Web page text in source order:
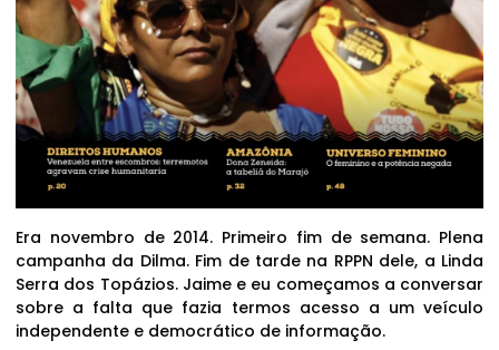
Era novembro de 2014. Primeiro fim de semana. Plena
campanha da Dilma. Fim de tarde na RPPN dele, a Linda
Serra dos Topázios. Jaime e eu começamos a conversar
sobre a falta que fazia termos acesso a um veículo
independente e democrático de informação.